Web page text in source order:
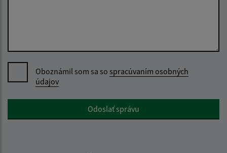
Oboznámil som sa so spracúvaním osobných
údajov
Google reCaptcha ResponseOdoslať správu